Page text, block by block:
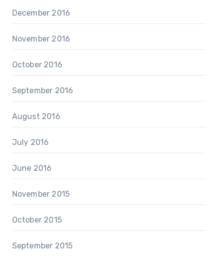
December 2016
November 2016
October 2016
September 2016
August 2016
July 2016
June 2016
November 2015
October 2015
September 2015